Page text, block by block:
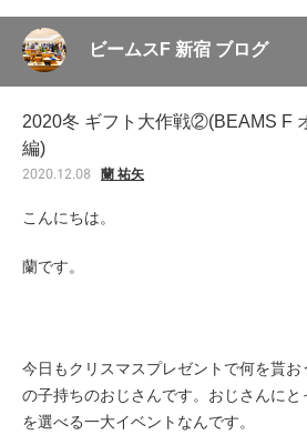
ビームスF 新宿 ブログ
2020冬 ギフト大作戦②(BEAMS F
編)
2020.12.08 蘭 祐矢
こんにちは。
蘭です。
今日もクリスマスプレゼントで何を貰
の子持ちのおじさんです。おじさんに
を選べる一大イベントなんです。